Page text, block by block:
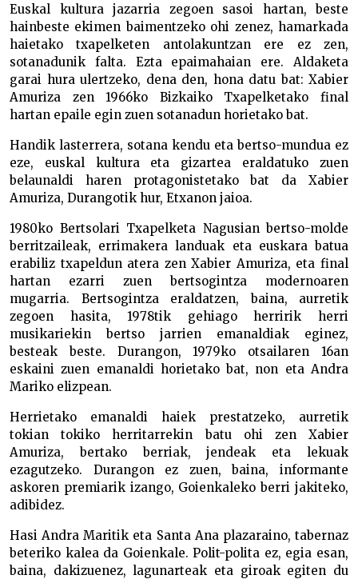
Euskal kultura jazarria zegoen sasoi hartan, beste
hainbeste ekimen baimentzeko ohi zenez, hamarkada
haietako txapelketen antolakuntzan ere ez zen,
sotanadunik falta. Ezta epaimahaian ere. Aldaketa
garai hura ulertzeko, dena den, hona datu bat: Xabier
Amuriza zen 1966ko Bizkaiko Txapelketako final
hartan epaile egin zuen sotanadun horietako bat.
Handik lasterrera, sotana kendu eta bertso-mundua ez
eze, euskal kultura eta gizartea eraldatuko zuen
belaunaldi haren protagonistetako bat da Xabier
Amuriza, Durangotik hur, Etxanon jaioa.
1980ko Bertsolari Txapelketa Nagusian bertso-molde
berritzaileak, errimakera landuak eta euskara batua
erabiliz txapeldun atera zen Xabier Amuriza, eta final
hartan ezarri zuen bertsogintza modernoaren
mugarria. Bertsogintza eraldatzen, baina, aurretik
zegoen hasita, 1978tik gehiago herririk herri
musikariekin bertso jarrien emanaldiak eginez,
besteak beste. Durangon, 1979ko otsailaren 16an
eskaini zuen emanaldi horietako bat, non eta Andra
Mariko elizpean.
Herrietako emanaldi haiek prestatzeko, aurretik
tokian tokiko herritarrekin batu ohi zen Xabier
Amuriza, bertako berriak, jendeak eta lekuak
ezagutzeko. Durangon ez zuen, baina, informante
askoren premiarik izango, Goienkaleko berri jakiteko,
adibidez.
Hasi Andra Maritik eta Santa Ana plazaraino, tabernaz
beteriko kalea da Goienkale. Polit-polita ez, egia esan,
baina, dakizuenez, lagunarteak eta giroak egiten du